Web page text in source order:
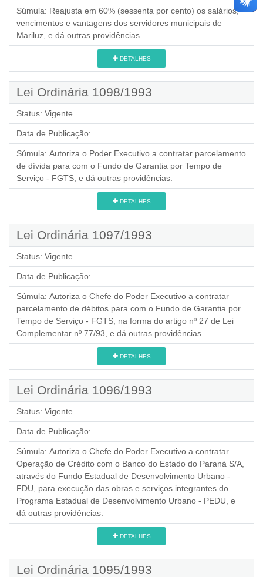
Súmula: Reajusta em 60% (sessenta por cento) os salários,
vencimentos e vantagens dos servidores municipais de
Mariluz, e dá outras providências.
DETALHES
Lei Ordinária 1098/1993
Status: Vigente
Data de Publicação:
Súmula: Autoriza o Poder Executivo a contratar parcelamento
de dívida para com o Fundo de Garantia por Tempo de
Serviço - FGTS, e dá outras providências.
DETALHES
Lei Ordinária 1097/1993
Status: Vigente
Data de Publicação:
Súmula: Autoriza o Chefe do Poder Executivo a contratar
parcelamento de débitos para com o Fundo de Garantia por
Tempo de Serviço - FGTS, na forma do artigo nº 27 de Lei
Complementar nº 77/93, e dá outras providências.
DETALHES
Lei Ordinária 1096/1993
Status: Vigente
Data de Publicação:
Súmula: Autoriza o Chefe do Poder Executivo a contratar
Operação de Crédito com o Banco do Estado do Paraná S/A,
através do Fundo Estadual de Desenvolvimento Urbano -
FDU, para execução das obras e serviços integrantes do
Programa Estadual de Desenvolvimento Urbano - PEDU, e
dá outras providências.
DETALHES
Lei Ordinária 1095/1993